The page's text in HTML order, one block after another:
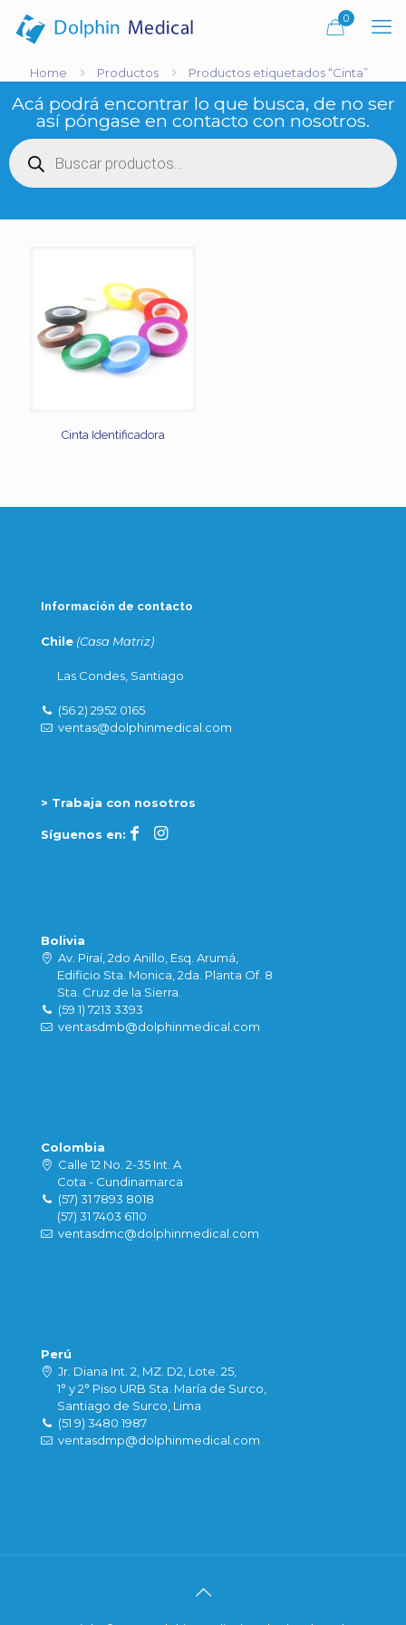
0
Home Productos Productos etiquetados “Cinta”
Acá podrá encontrar lo que busca, de no ser
así póngase en contacto con nosotros.
Búsqueda
de
productos
Cinta Identificadora
Información de contacto
Chile (Casa Matriz)
Las Condes, Santiago
(56 2) 2952 0165
ventas@dolphinmedical.com
> Trabaja con nosotros
Síguenos en:
Bolivia
Av. Piraí, 2do Anillo, Esq. Arumá,
Edificio Sta. Monica, 2da. Planta Of. 8
Sta. Cruz de la Sierra.
(59 1) 7213 3393
ventasdmb@dolphinmedical.com
Colombia
Calle 12 No. 2-35 Int. A
Cota - Cundinamarca
(57) 31 7893 8018
(57) 31 7403 6110
ventasdmc@dolphinmedical.com
Perú
Jr. Diana Int. 2, MZ. D2, Lote. 25,
1° y 2° Piso URB Sta. María de Surco,
Santiago de Surco, Lima
(51 9) 3480 1987
ventasdmp@dolphinmedical.com